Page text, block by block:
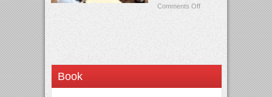
Comments Off
Book